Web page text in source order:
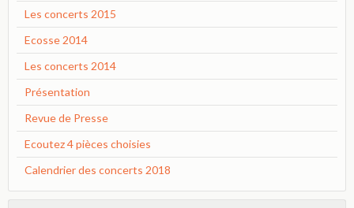
Les concerts 2015
Ecosse 2014
Les concerts 2014
Présentation
Revue de Presse
Ecoutez 4 pièces choisies
Calendrier des concerts 2018